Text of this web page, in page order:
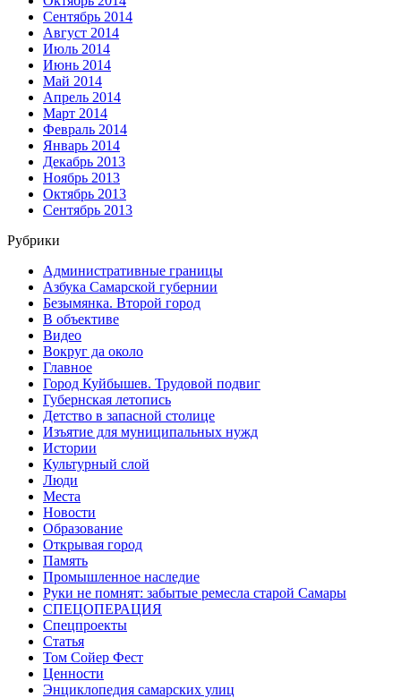
Сентябрь 2014
Август 2014
Июль 2014
Июнь 2014
Май 2014
Апрель 2014
Март 2014
Февраль 2014
Январь 2014
Декабрь 2013
Ноябрь 2013
Октябрь 2013
Сентябрь 2013
Рубрики
Административные границы
Азбука Самарской губернии
Безымянка. Второй город
В объективе
Видео
Вокруг да около
Главное
Город Куйбышев. Трудовой подвиг
Губернская летопись
Детство в запасной столице
Изъятие для муниципальных нужд
Истории
Культурный слой
Люди
Места
Новости
Образование
Открывая город
Память
Промышленное наследие
Руки не помнят: забытые ремесла старой Самары
СПЕЦОПЕРАЦИЯ
Спецпроекты
Статья
Том Сойер Фест
Ценности
Энциклопедия самарских улиц